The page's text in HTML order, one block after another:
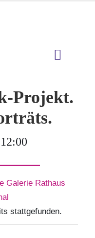
Projekt.
Galerie Rathaus
stattgefunden.